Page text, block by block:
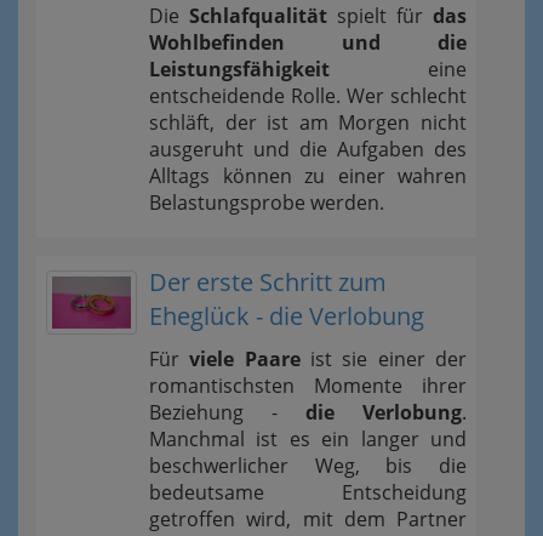
Die Schlafqualität spielt für das
Wohlbefinden und die
Leistungsfähigkeit eine
entscheidende Rolle. Wer schlecht
schläft, der ist am Morgen nicht
ausgeruht und die Aufgaben des
Alltags können zu einer wahren
Belastungsprobe werden.
Der erste Schritt zum
Eheglück - die Verlobung
Fürviele Paareist sie einer der
romantischsten Momente ihrer
Beziehung - die Verlobung.
Manchmal ist es ein langer und
beschwerlicher Weg, bis die
bedeutsame Entscheidung
getroffen wird, mit dem Partner